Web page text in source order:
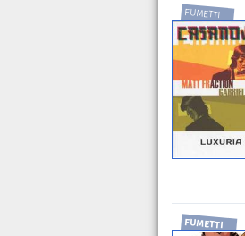
FUMETTI
FUMETTI